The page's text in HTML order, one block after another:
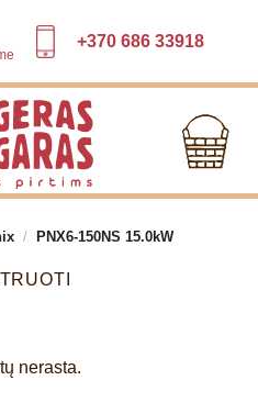
+370 686 33918
/ PNX6-150NS 15.0kW
nerasta.